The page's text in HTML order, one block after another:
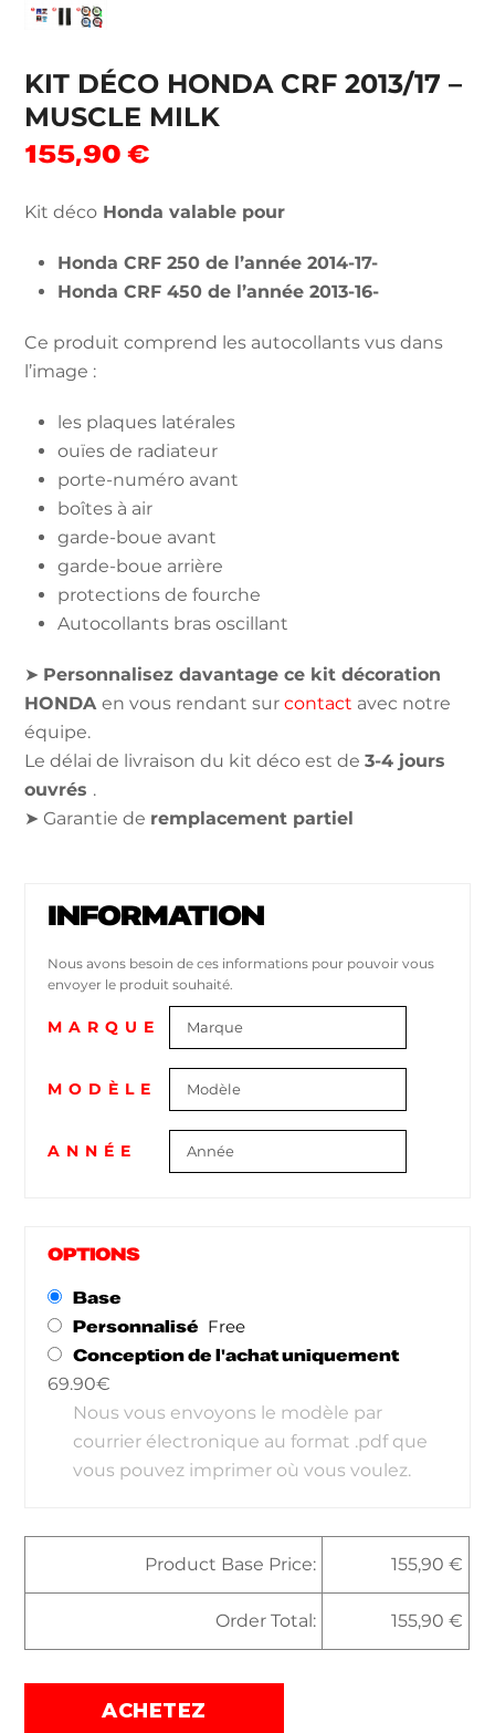
KIT DÉCO HONDA CRF 2013/17 –
MUSCLE MILK
155,90€
Kit déco Honda valable pour
Honda CRF 250 de l’année 2014-17-
Honda CRF 450 de l’année 2013-16-
Ce produit comprend les autocollants vus dans
l’image :
les plaques latérales
ouïes de radiateur
porte-numéro avant
boîtes à air
garde-boue avant
garde-boue arrière
protections de fourche
Autocollants bras oscillant
➤ Personnalisez davantage ce kit décoration
HONDAen vous rendant surcontact avec notre
équipe.
Le délai de livraison du kit déco est de3-4 jours
ouvrés .
➤ Garantie de remplacement partiel
INFORMATION
Nous avons besoin de ces informations pour pouvoir vous
envoyer le produit souhaité.
MARQUE
MODÈLE
ANNÉE
OPTIONS
Base
Personnalisé
Conception de l'achat uniquement
69.90€
Nous vous envoyons le modèle par
courrier électronique au format .pdf que
vous pouvez imprimer où vous voulez.
Product Base Price: 155,90€
Order Total: 155,90 €
ACHETEZ